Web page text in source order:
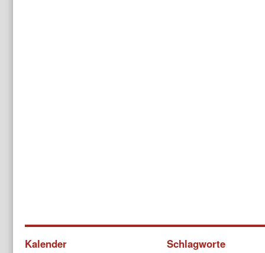
Kalender
Schlagworte